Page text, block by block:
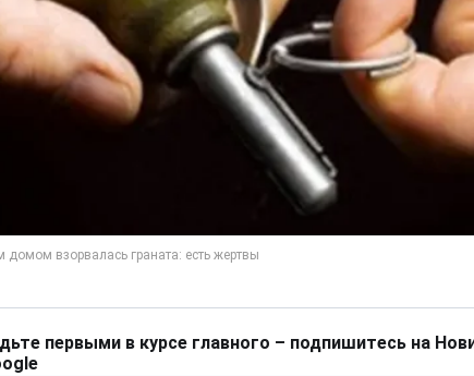
первыми в курсе главного – подпишитесь на